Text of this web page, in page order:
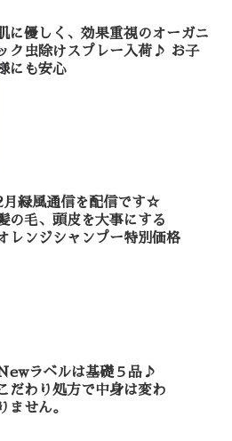
に優しく、効果重視のオーガニ
ク虫除けスプレー入荷♪ お子
にも安心
月緑風通信を配信です☆
の毛、頭皮を大事にする
レンジシャンプー特別価格
ラベルは基礎５品♪
だわり処方で中身は変わ
りません。